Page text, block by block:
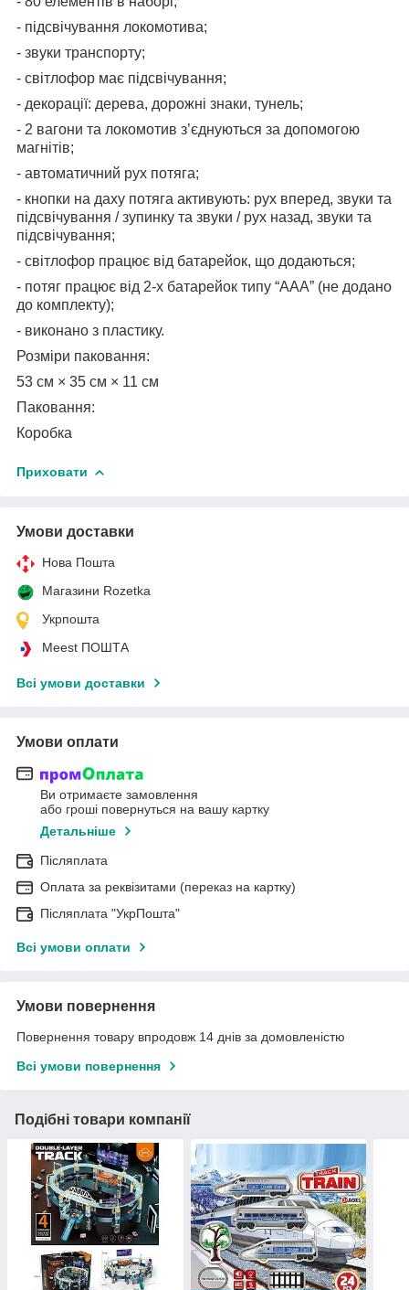
- підсвічування локомотива;
- звуки транспорту;
- світлофор має підсвічування;
- декорації: дерева, дорожні знаки, тунель;
- 2 вагони та локомотив з’єднуються за допомогою
магнітів;
- автоматичний рух потяга;
- кнопки на даху потяга активують: рух вперед, звуки та
підсвічування / зупинку та звуки / рух назад, звуки та
підсвічування;
- світлофор працює від батарейок, що додаються;
- потяг працює від 2-х батарейок типу “ААА” (не додано
до комплекту);
- виконано з пластику.
Розміри паковання:
53 см × 35 см × 11 см
Паковання:
Коробка
Приховати
Умови доставки
Нова Пошта
Магазини Rozetka
Укрпошта
Meest ПОШТА
Всі умови доставки
Умови оплати
Ви отримаєте замовлення
або гроші повернуться на вашу картку
Детальніше
Післяплата
Оплата за реквізитами (переказ на картку)
Післяплата "УкрПошта"
Всі умови оплати
Умови повернення
Повернення товару впродовж 14 днів за домовленістю
Всі умови повернення
Подібні товари компанії